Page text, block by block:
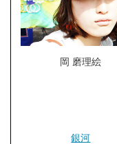
岡 磨理絵
銀河